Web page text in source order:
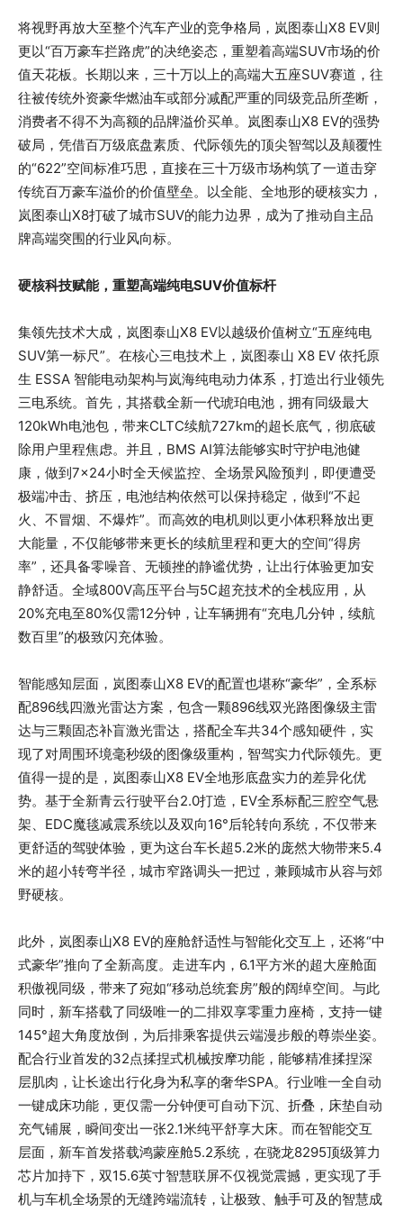
将视野再放大至整个汽车产业的竞争格局，岚图泰山X8 EV则
更以“百万豪车拦路虎”的决绝姿态，重塑着高端SUV市场的价
值天花板。长期以来，三十万以上的高端大五座SUV赛道，往
往被传统外资豪华燃油车或部分减配严重的同级竞品所垄断，
消费者不得不为高额的品牌溢价买单。岚图泰山X8 EV的强势
破局，凭借百万级底盘素质、代际领先的顶尖智驾以及颠覆性
的“622”空间标准巧思，直接在三十万级市场构筑了一道击穿
传统百万豪车溢价的价值壁垒。以全能、全地形的硬核实力，
岚图泰山X8打破了城市SUV的能力边界，成为了推动自主品
牌高端突围的行业风向标。
硬核科技赋能，重塑高端纯电SUV价值标杆
集领先技术大成，岚图泰山X8 EV以越级价值树立“五座纯电
SUV第一标尺”。在核心三电技术上，岚图泰山 X8 EV 依托原
生 ESSA 智能电动架构与岚海纯电动力体系，打造出行业领先
三电系统。首先，其搭载全新一代琥珀电池，拥有同级最大
120kWh电池包，带来CLTC续航727km的超长底气，彻底破
除用户里程焦虑。并且，BMS AI算法能够实时守护电池健
康，做到7×24小时全天候监控、全场景风险预判，即便遭受
极端冲击、挤压，电池结构依然可以保持稳定，做到“不起
火、不冒烟、不爆炸”。而高效的电机则以更小体积释放出更
大能量，不仅能够带来更长的续航里程和更大的空间“得房
率”，还具备零噪音、无顿挫的静谧优势，让出行体验更加安
静舒适。全域800V高压平台与5C超充技术的全栈应用，从
20%充电至80%仅需12分钟，让车辆拥有“充电几分钟，续航
数百里”的极致闪充体验。
智能感知层面，岚图泰山X8 EV的配置也堪称“豪华”，全系标
配896线四激光雷达方案，包含一颗896线双光路图像级主雷
达与三颗固态补盲激光雷达，搭配全车共34个感知硬件，实
现了对周围环境毫秒级的图像级重构，智驾实力代际领先。更
值得一提的是，岚图泰山X8 EV全地形底盘实力的差异化优
势。基于全新青云行驶平台2.0打造，EV全系标配三腔空气悬
架、EDC魔毯减震系统以及双向16°后轮转向系统，不仅带来
更舒适的驾驶体验，更为这台车长超5.2米的庞然大物带来5.4
米的超小转弯半径，城市窄路调头一把过，兼顾城市从容与郊
野硬核。
此外，岚图泰山X8 EV的座舱舒适性与智能化交互上，还将“中
式豪华”推向了全新高度。走进车内，6.1平方米的超大座舱面
积傲视同级，带来了宛如“移动总统套房”般的阔绰空间。与此
同时，新车搭载了同级唯一的二排双享零重力座椅，支持一键
145°超大角度放倒，为后排乘客提供云端漫步般的尊崇坐姿。
配合行业首发的32点揉捏式机械按摩功能，能够精准揉捏深
层肌肉，让长途出行化身为私享的奢华SPA。行业唯一全自动
一键成床功能，更仅需一分钟便可自动下沉、折叠，床垫自动
充气铺展，瞬间变出一张2.1米纯平舒享大床。而在智能交互
层面，新车首发搭载鸿蒙座舱5.2系统，在骁龙8295顶级算力
芯片加持下，双15.6英寸智慧联屏不仅视觉震撼，更实现了手
机与车机全场景的无缝跨端流转，让极致、触手可及的智慧成